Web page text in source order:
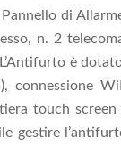
di
n. 2
è
connessione
touch
gestire